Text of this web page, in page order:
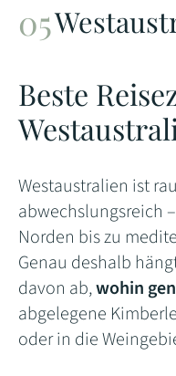
Beste
Westaustralien ist
abwechslungsreich
Norden bis zu
Genau deshalb
davon ab,wohin
abgelegene
oder in die